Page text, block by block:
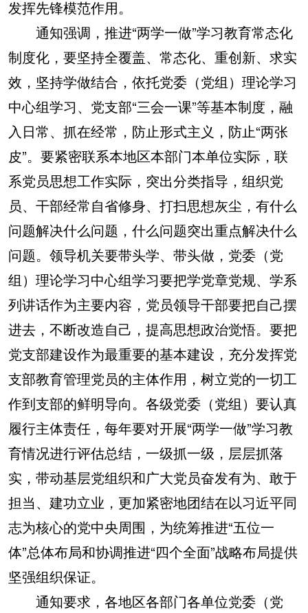
发挥先锋模范作用。
通知强调，推进“两学一做”学习教育常态化
制度化，要坚持全覆盖、常态化、重创新、求实
效，坚持学做结合，依托党委（党组）理论学习
中心组学习、党支部“三会一课”等基本制度，融
入日常、抓在经常，防止形式主义，防止“两张
皮”。要紧密联系本地区本部门本单位实际，联
系党员思想工作实际，突出分类指导，组织党
员、干部经常自省修身、打扫思想灰尘，有什么
问题解决什么问题，什么问题突出重点解决什么
问题。领导机关要带头学、带头做，党委（党
组）理论学习中心组学习要把学党章党规、学系
列讲话作为主要内容，党员领导干部要把自己摆
进去，不断改造自己，提高思想政治觉悟。要把
党支部建设作为最重要的基本建设，充分发挥党
支部教育管理党员的主体作用，树立党的一切工
作到支部的鲜明导向。各级党委（党组）要认真
履行主体责任，每年要对开展“两学一做”学习教
育情况进行评估总结，一级抓一级，层层抓落
实，带动基层党组织和广大党员奋发有为、敢于
担当、建功立业，更加紧密地团结在以习近平同
志为核心的党中央周围，为统筹推进“五位一
体”总体布局和协调推进“四个全面”战略布局提供
坚强组织保证。
通知要求，各地区各部门各单位党委（党